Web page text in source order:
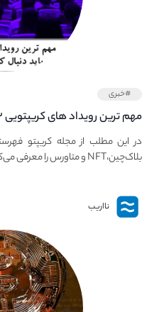
#خبری
معرفی بهترین رویداد های
در این مطلب از مجله کریپتو
بلاک‌چین،NFT و متاورس را معرفی می‌کنیم.
نااریب